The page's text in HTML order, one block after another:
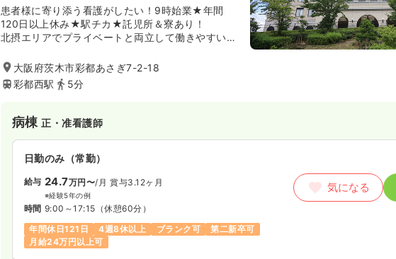
患者様に寄り添う看護がしたい！9時始業★年間
120日以上休み★駅チカ★託児所＆寮あり！
北摂エリアでプライベートと両立して働きやすい病
大阪府茨木市彩都あさぎ7-2-18
彩都西駅
5分
病棟正・准看護師
日勤のみ（常勤）
給与 24.7万円〜/月 賞与3.12ヶ月
※経験5年の例
時間 9:00～17:15 （休憩60分）
年間休日121日
4週8休以上 ブランク可
第二新卒可
月給24万円以上可
気になる